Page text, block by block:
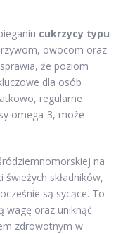
cukrzycy typu
owocom oraz
że poziom
dla osób
regularne
omega-3, może
na
świeżych składników,
są sycące. To
wagę oraz uniknąć
zdrowotnym w